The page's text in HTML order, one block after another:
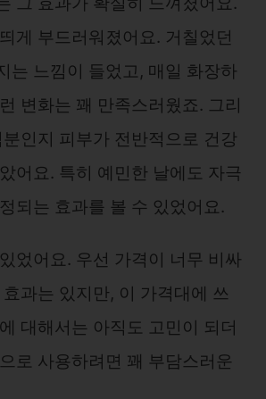
게 부드러워졌어요. 거칠었던
는 느낌이 들었고, 매일 화장하
변화는 꽤 만족스러웠죠. 그리
인지 피부가 전반적으로 건강
어요. 특히 예민한 날에도 자극
되는 효과를 볼 수 있었어요.
었어요. 우선 가격이 너무 비싸
과는 있지만, 이 가격대에 쓰
대해서는 아직도 고민이 되더
로 사용하려면 꽤 부담스러운